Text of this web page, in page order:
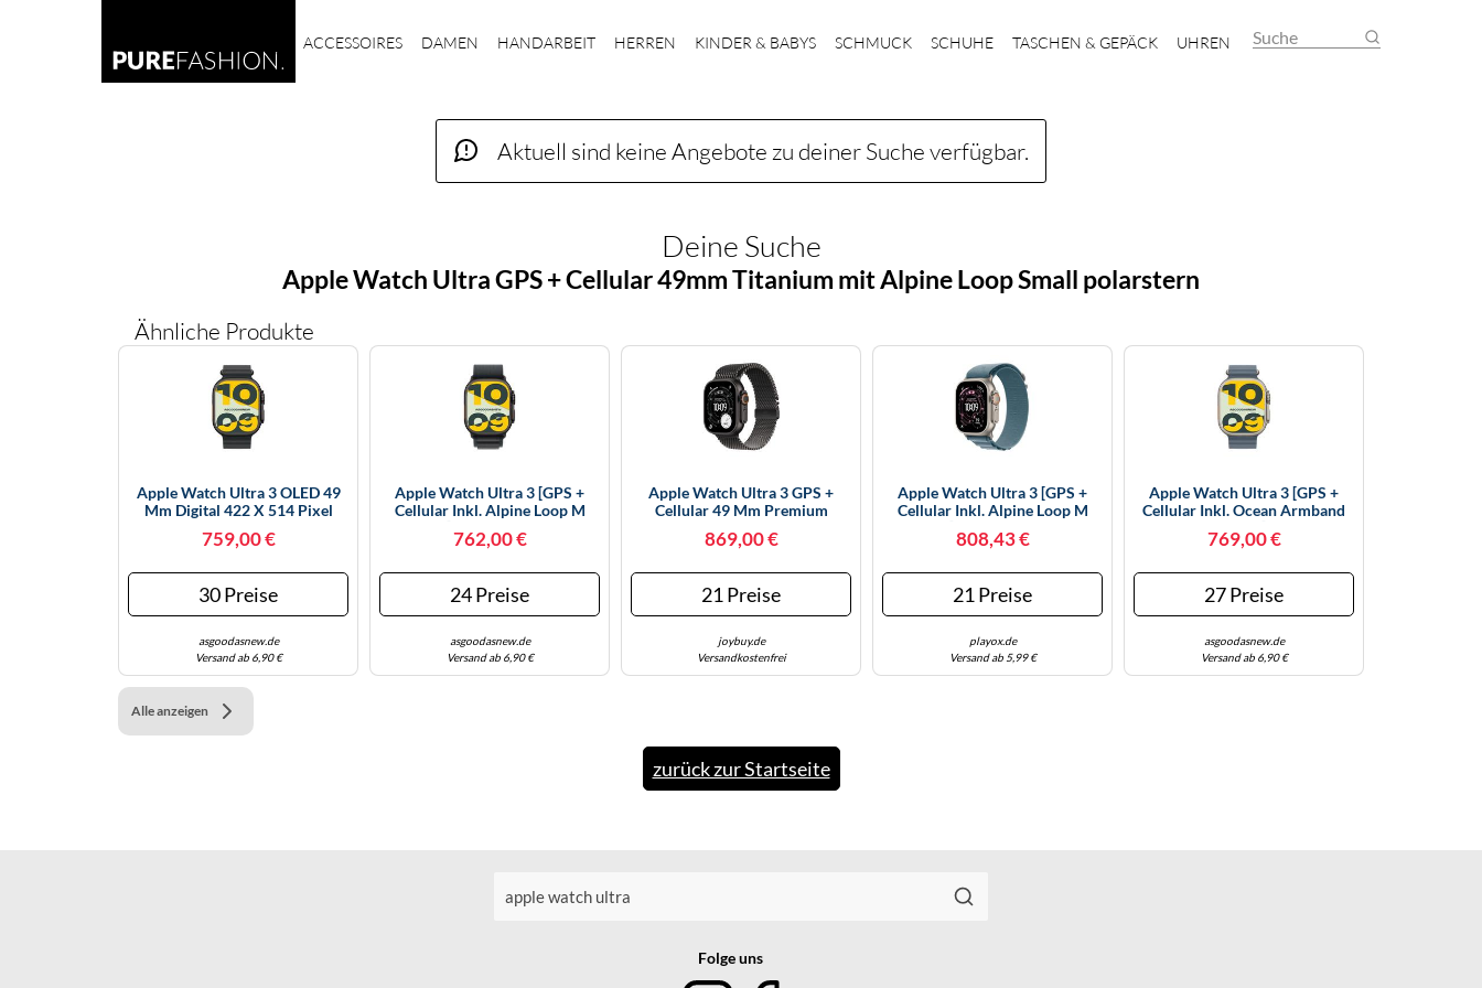
ACCESSOIRES DAMEN HANDARBEIT HERREN KINDER & BABYS SCHMUCK SCHUHE TASCHEN & GEPÄCK UHREN Suche
Aktuell sind keine Angebote zu deiner Suche verfügbar.
Deine Suche
Apple Watch Ultra GPS + Cellular 49mm Titanium mit Alpine Loop Small polarstern
Ähnliche Produkte
Apple Watch Ultra 3 OLED 49
Mm Digital 422 X 514 Pixel
WLAN GPS
759,00 €
30 Preise
asgoodasnew.de
Versand ab 6,90 €
Apple Watch Ultra 3 [GPS +
Cellular Inkl. Alpine Loop M
Schwarz | Zustand: Neu |
762,00 €
24 Preise
asgoodasnew.de
Versand ab 6,90 €
Apple Watch Ultra 3 GPS +
Cellular 49 Mm Premium
Und Kombinationssport Mit
Armband In Schwarz (Medium)
869,00 €
21 Preise
joybuy.de
Versandkostenfrei
Apple Watch Ultra 3 [GPS +
Cellular Inkl. Alpine Loop M
Natur | Zustand: Neu |
808,43 €
21 Preise
playox.de
Versand ab 5,99 €
Apple Watch Ultra 3 [GPS +
Cellular Inkl. Ocean Armband
Titangehäuse Natur | Zustand:
769,00 €
27 Preise
asgoodasnew.de
Versand ab 6,90 €
Alle anzeigen
zurück zur Startseite
Folge uns